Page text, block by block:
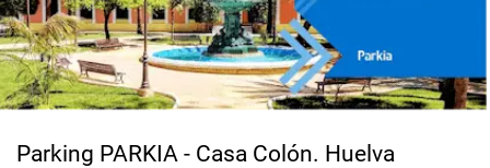
Parking PARKIA - Casa Colón. Huelva